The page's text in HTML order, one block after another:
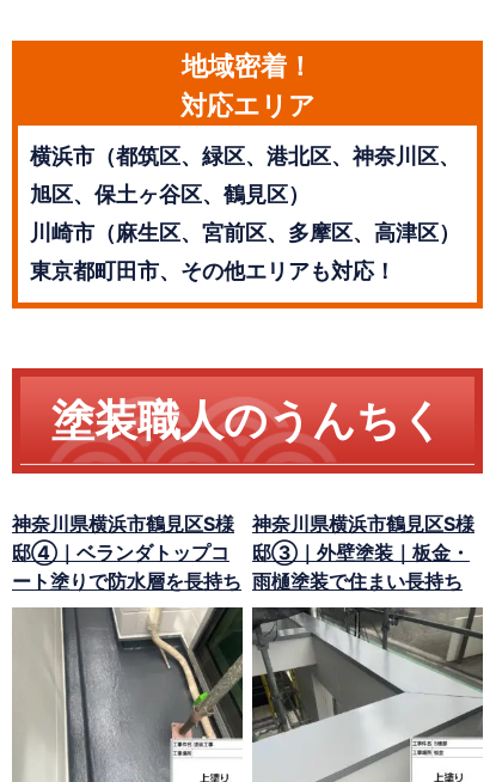
地域密着！
対応エリア
横浜市（都筑区、緑区、港北区、神奈川区、
旭区、保土ヶ谷区、鶴見区）
川崎市（麻生区、宮前区、多摩区、高津区）
東京都町田市、その他エリアも対応！
塗装職人のうんちく
神奈川県横浜市鶴見区S様
邸④｜ベランダトップコ
ート塗りで防水層を長持ち
神奈川県横浜市鶴見区S様
邸③｜外壁塗装｜板金・
雨樋塗装で住まい長持ち